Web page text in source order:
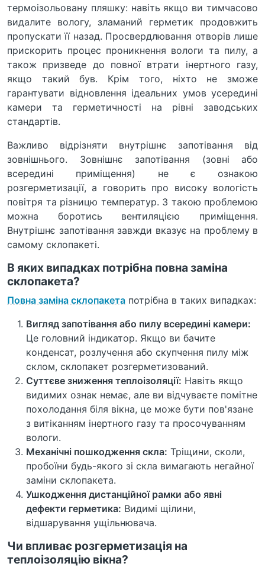
термоізольовану пляшку: навіть якщо ви тимчасово
видалите вологу, зламаний герметик продовжить
пропускати її назад. Просвердлювання отворів лише
прискорить процес проникнення вологи та пилу, а
також призведе до повної втрати інертного газу,
якщо такий був. Крім того, ніхто не зможе
гарантувати відновлення ідеальних умов усередині
камери та герметичності на рівні заводських
стандартів.
Важливо відрізняти внутрішнє запотівання від
зовнішнього. Зовнішнє запотівання (зовні або
всередині приміщення) не є ознакою
розгерметизації, а говорить про високу вологість
повітря та різницю температур. З такою проблемою
можна боротись вентиляцією приміщення.
Внутрішнє запотівання завжди вказує на проблему в
самому склопакеті.
В яких випадках потрібна повна заміна
склопакета?
Повна заміна склопакета потрібна в таких випадках:
Вигляд запотівання або пилу всередині камери:
Це головний індикатор. Якщо ви бачите
конденсат, розлучення або скупчення пилу між
склом, склопакет розгерметизований.
Суттєве зниження теплоізоляції: Навіть якщо
видимих ознак немає, але ви відчуваєте помітне
похолодання біля вікна, це може бути пов'язане
з витіканням інертного газу та просочуванням
вологи.
Механічні пошкодження скла: Тріщини, сколи,
пробоїни будь-якого зі скла вимагають негайної
заміни склопакета.
Ушкодження дистанційної рамки або явні
дефекти герметика: Видимі щілини,
відшарування ущільнювача.
Чи впливає розгерметизація на
теплоізоляцію вікна?